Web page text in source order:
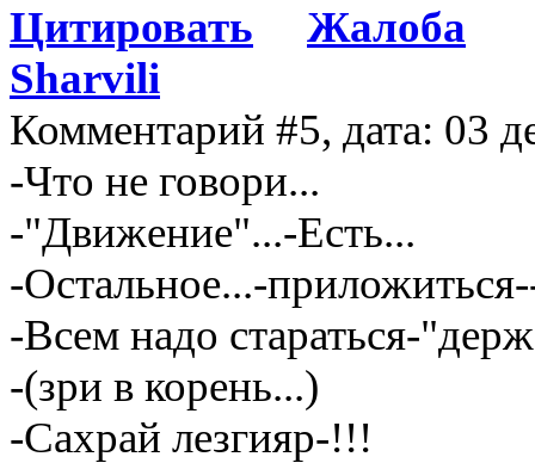
Цитировать
Жалоба
Sharvili
Комментарий #5, дата: 03
-Что не говори...
-"Движение"...-Есть...
-Остальное...-
-Всем надо стараться-
-(зри в корень...)
-Сахрай лезгияр-!!!